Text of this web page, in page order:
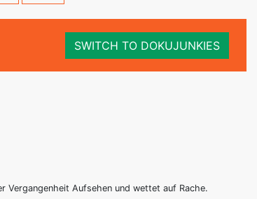
SWITCH TO DOKUJUNKIES
Vergangenheit Aufsehen und wettet auf Rache.